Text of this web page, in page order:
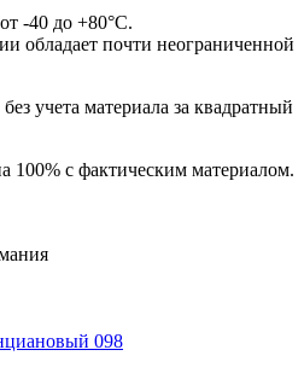
-40 до +80°C.
обладает почти неограниченной
учета материала за квадратный
100% с фактическим материалом.
098